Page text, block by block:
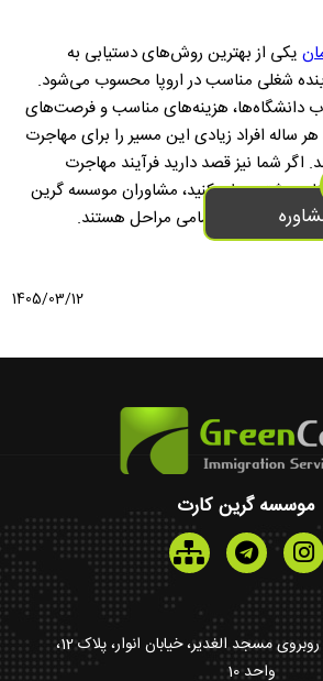
یکی از بهترین روش‌های دستیابی به
شغلی مناسب در اروپا محسوب می‌شود.
دانشگاه‌ها، هزینه‌های مناسب و فرصت‌های
ساله افراد زیادی این مسیر را برای مهاجرت
اگر شما نیز قصد دارید فرآیند مهاجرت
بیشتری طی کنید، مشاوران موسسه گرین
و همراهی شما در تمامی مراحل هستند.
1405/03/12
موسسه گرین کارت
تهران ,بلوار میرداماد، روبروی مسجد الغدیر، خیابان انوار، پلاک 12،
واحد 10